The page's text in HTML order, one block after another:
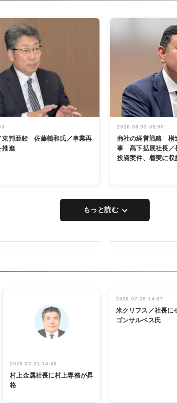
東邦亜鉛 佐藤義和氏／事業再
推進
2026.08.03 05:00
商社の経営戦略 構
事 髙下拡展社長／
投資案件、着実に収
もっと読む
念祝う 業界
関係者ら220
人出席
2026.07.31 14:00
村上金属社長に村上専務が昇
格
2026.07.28 14:37
米クリフス／社長に
ゴンサルベス氏